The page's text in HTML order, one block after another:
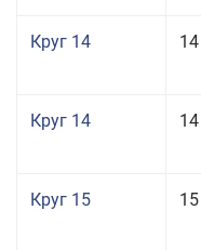
Круг 14 14
Круг 14 14
Круг 15 15